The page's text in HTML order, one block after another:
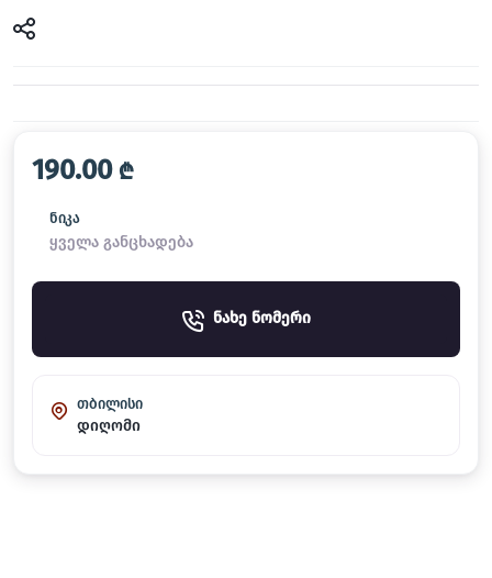
190.00 ₾
ნიკა
ყველა განცხადება
ნახე ნომერი
თბილისი
დიღომი